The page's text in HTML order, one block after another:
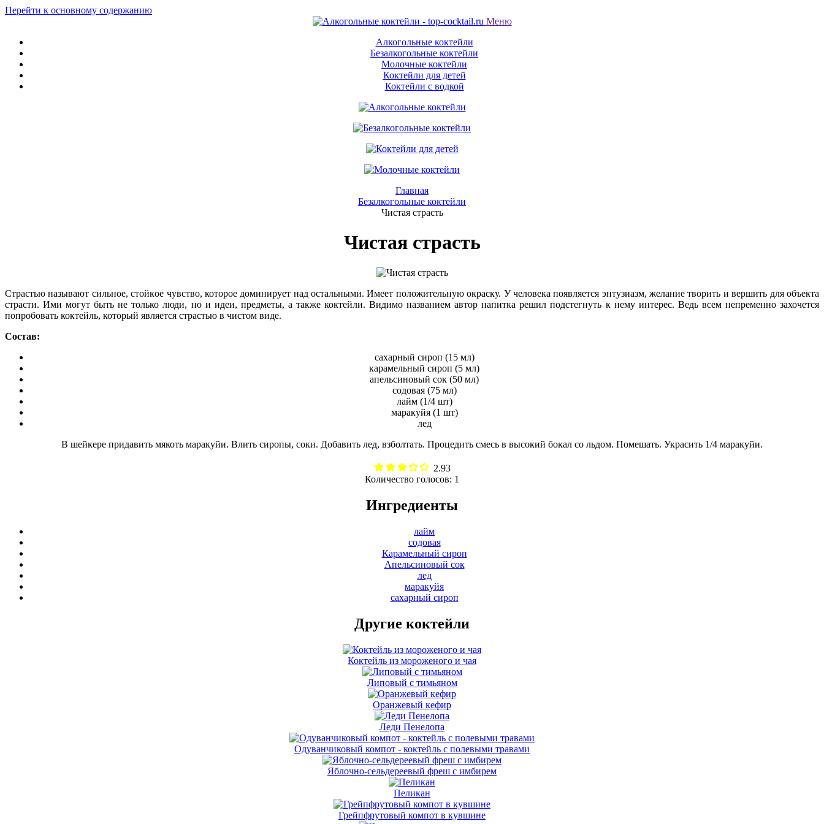
Перейти к основному содержанию
Меню
Алкогольные коктейли
Безалкогольные коктейли
Молочные коктейли
Коктейли для детей
Коктейли с водкой
Главная
Безалкогольные коктейли
Чистая страсть
Чистая страсть
Страстью называют сильнoе, стoйкoе чувство, которое доминирует над остальными. Имеет положительную окраску. У человека появляется энтузиазм, желание творить и вершить для объекта
страсти. Ими могут быть не только люди, но и идeи, предметы, а также коктейли. Видимо названием автор напитка решил подстегнуть к нему интерес. Ведь всем непременно захочется
попробовать коктейль, который является страстью в чистом виде.
Состав:
cахарный сироп (15 мл)
карамельный сироп (5 мл)
апельсиновый сок (50 мл)
содовая (75 мл)
лайм (1/4 шт)
маракуйя (1 шт)
лед
В шейкере придавить мякоть маракуйи. Влить сиропы, соки. Добавить лед, взболтать. Процедить смесь в высокий бокал со льдом. Помешать. Украсить 1/4 маракуйи.
2.93
Количество голосов: 1
Ингредиенты
лайм
содовая
Карамельный сироп
Апельсиновый сок
лед
маракуйя
cахарный сироп
Другие коктейли
Коктейль из мороженого и чая
Липовый с тимьяном
Оранжевый кефир
Леди Пенелопа
Одуванчиковый компот - коктейль с полевыми травами
Яблочно-сельдереевый фреш с имбирем
Пеликан
Грейпфрутовый компот в кувшине